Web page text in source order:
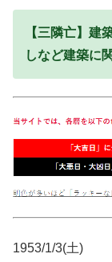
【三隣亡】建
しなど建築に
1953/1/3(土)